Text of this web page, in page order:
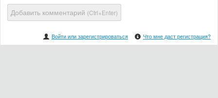
Добавить комментарий (Ctrl+Enter)
Войти или зарегистрироваться Что мне даст регистрация?